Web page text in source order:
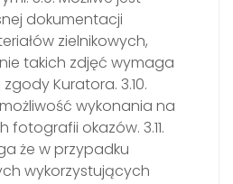
dokumentacji
zielnikowych,
takich zdjęć wymaga
Kuratora. 3.10.
wykonania na
okazów. 3.11.
że w przypadku
wykorzystujących